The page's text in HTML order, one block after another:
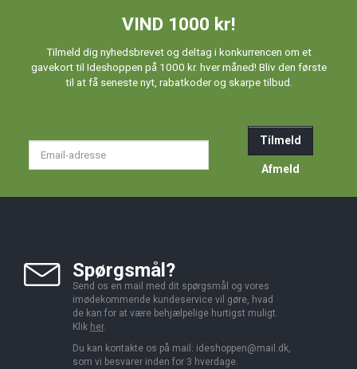
VIND 1000 kr!
Tilmeld dig nyhedsbrevet og deltag i konkurrencen om et
gavekort til Ideshoppen på 1000 kr. hver måned! Bliv den første
til at få seneste nyt, rabatkoder og skarpe tilbud.
Tilmeld
Afmeld
Spørgsmål?
Send os en mail med dit spørgsmål og vores
imødekommende kundeservice vil gøre, hvad
de kan for at være behjælpelige hurtigst muligt.
Klik her.
Du kan kontakte os på mail: ideshoppen@mail.dk,
som vi besvarer inden for 3 hverdage.